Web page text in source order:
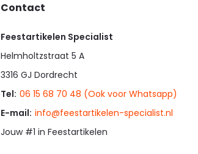
Contact
Feestartikelen Specialist
Helmholtzstraat 5 A
3316 GJ Dordrecht
Tel: 06 15 68 70 48 (Ook voor Whatsapp)
E-mail: info@feestartikelen-specialist.nl
Jouw #1 in Feestartikelen